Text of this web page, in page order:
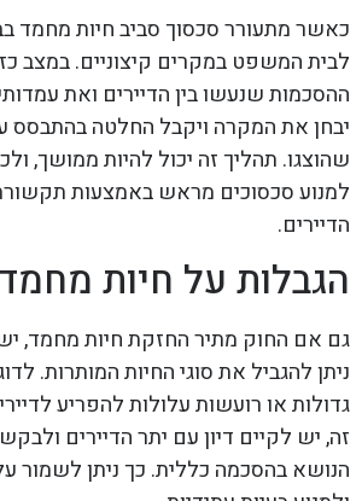
כאשר מתעורר סכסוך סביב חיות מחמד
לבית המשפט במקרים קיצוניים. במצב
ההסכמות שנעשו בין הדיירים ואת
יבחן את המקרה ויקבל החלטה בהתבסס
שהוצגו. תהליך זה יכול להיות ממושך,
למנוע סכסוכים מראש באמצעות
הדיירים.
הגבלות על חיות מחמד
גם אם החוק מתיר החזקת חיות מחמד,
ניתן להגביל את סוגי החיות המותרות.
גדולות או רועשות עלולות להפריע
זה, יש לקיים דיון עם יתר הדיירים
הנושא בהסכמה כללית. כך ניתן לשמור על